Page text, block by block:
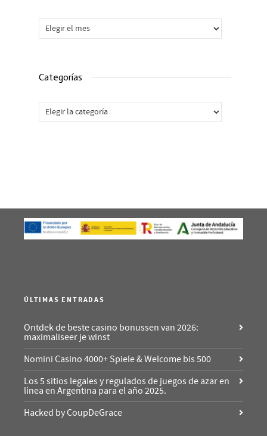
Archivos
Categorías
Categorías
ÚLTIMAS ENTRADAS
Ontdek de beste casino bonussen van 2026:
maximaliseer je winst
Nomini Casino 4000+ Spiele & Welcome bis 500
Los 5 sitios legales y regulados de juegos de azar en
línea en Argentina para el año 2025.
Hacked by CoupDeGrace